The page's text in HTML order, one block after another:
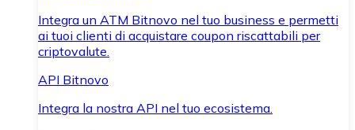
Integra un ATM Bitnovo nel tuo business e permetti
ai tuoi clienti di acquistare coupon riscattabili per
criptovalute.
API Bitnovo
Integra la nostra API nel tuo ecosistema.